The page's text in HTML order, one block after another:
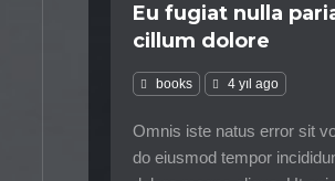
Eu fugiat nulla
cillum dolore
books 4 yıl ago
Omnis iste natus error sit
do eiusmod tempor